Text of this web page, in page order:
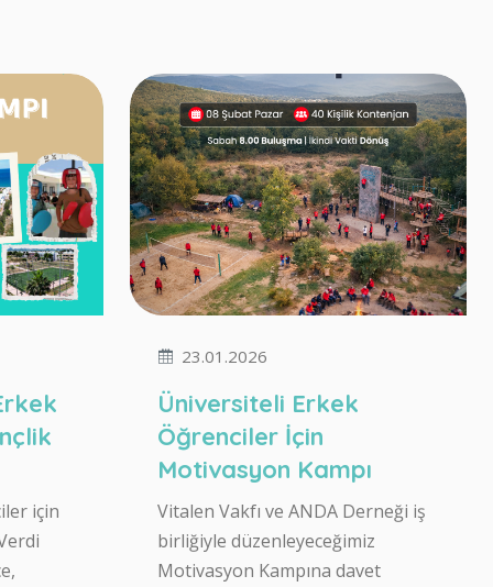
için
23.01.2026
Üniversiteli Erkek
Öğrenciler İçin
Motivasyon Kampı
Vitalen Vakfı ve ANDA Derneği iş
birliğiyle düzenleyeceğimiz
Motivasyon Kampına davet